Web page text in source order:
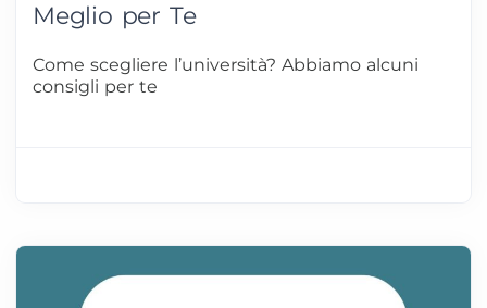
Meglio per Te
Come scegliere l’università? Abbiamo alcuni
consigli per te